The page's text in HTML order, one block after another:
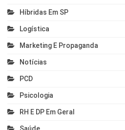
Híbridas Em SP
Logística
Marketing E Propaganda
Notícias
PCD
Psicologia
RH E DP Em Geral